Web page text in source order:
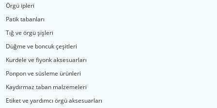
Örgü ipleri
Patik tabanları
Tığ ve örgü şişleri
Düğme ve boncuk çeşitleri
Kurdele ve fiyonk aksesuarları
Ponpon ve süsleme ürünleri
Kaydırmaz taban malzemeleri
Etiket ve yardımcı örgü aksesuarları